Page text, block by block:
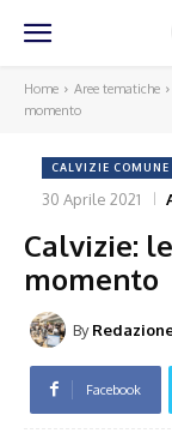
Home Aree tematiche
momento
CALVIZIE COMUNE
30 Aprile 2021
Calvizie:
momento
By
Facebook